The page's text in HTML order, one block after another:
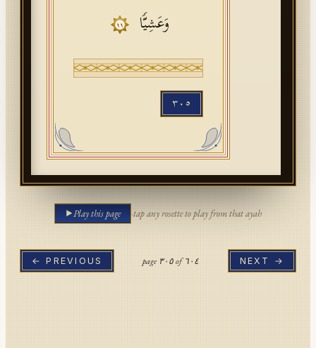
وَعَشِیࣰّا
١١
٣٠٥
Play this page ·tap any rosette to play from that ayah
← PREVIOUS page ٣٠٥of٦٠٤ NEXT →